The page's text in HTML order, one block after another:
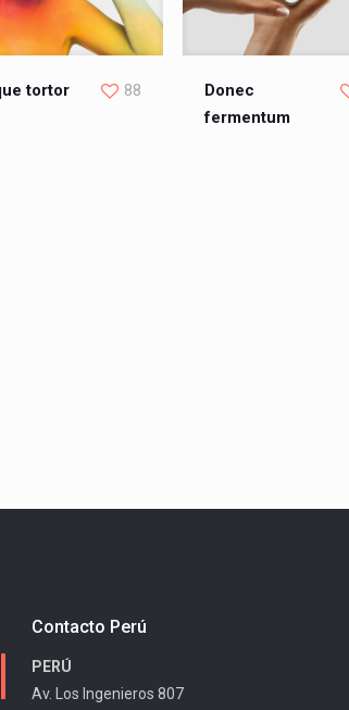
tortor 88
Donec
fermentum
Contacto Perú
PERÚ
Av. Los Ingenieros 807